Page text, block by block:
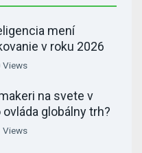
mení
v roku 2026
Views
na svete v
globálny trh?
Views